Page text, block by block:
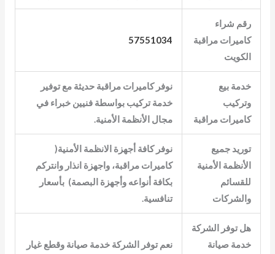
رقم شراء
كاميرات مراقبة
الكويت
57551034
خدمة بيع
وتركيب
كاميرات مراقبة
نوفر كاميرات مراقبة حديثة مع توفير
خدمة تركيب بواسطة فنيين خبراء في
مجال الأنظمة الأمنية.
توريد جميع
الأنظمة الأمنية
للقسائم
والشركات
نوفر كافة أجهزة الانظمة الأمنية(
كاميرات مراقبة، واجهزة انذار وانتركم
بكافة أنواعه وأجهزة البصمة) بأسعار
تنافسية.
هل توفر الشركة
خدمة صيانة
نعم توفر الشركة خدمة صيانة وقطع غيار